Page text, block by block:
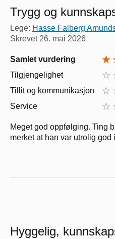
Trygg og
Lege: Hasse Falberg
Skrevet 26. mai 2026
Samlet vurdering
Tilgjengelighet
Tillit og kommunikasjon
Service
Meget god oppfølging. Ting
merket at han var utrolig god
Hyggelig,